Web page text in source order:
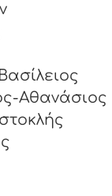
Αθανάσιος